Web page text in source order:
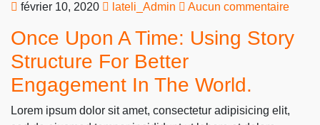
février 10, 2020 lateli_Admin Aucun commentaire
Once Upon A Time: Using Story
Structure For Better
Engagement In The World.
Lorem ipsum dolor sit amet, consectetur adipisicing elit,